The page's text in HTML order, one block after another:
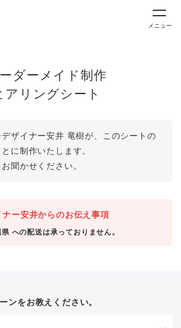
メニュー
ダーメイド制作
アリングシート
デザイナー安井 竜樹が、このシートの
に制作いたします。
聞かせください。
ナー安井からのお伝え事項
への配送は承っておりません。
ンをお教えください。